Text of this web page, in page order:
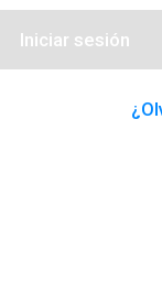
Iniciar sesión